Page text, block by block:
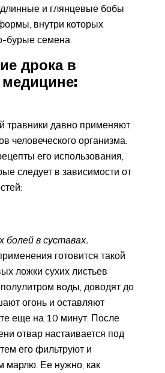
длинные и глянцевые бобы
внутри которых
бурые семена.
дрока в
травники давно применяют
человеческого организма.
его использования,
следует в зависимости от
в суставах.
готовится такой
ложки сухих листьев
воды, доводят до
огонь и оставляют
еще на 10 минут. После
отвар настаивается под
его фильтруют и
марлю. Ее нужно, как